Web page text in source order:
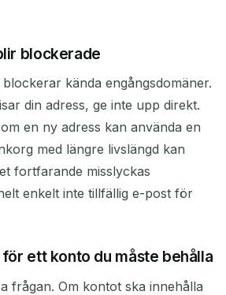
blockerade
kända engångsdomäner.
din adress, ge inte upp direkt.
en ny adress kan använda en
med längre livslängd kan
fortfarande misslyckas
enkelt inte tillfällig e-post för
ett konto du måste behålla
frågan. Om kontot ska innehålla